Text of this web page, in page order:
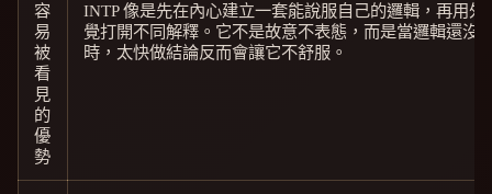
容
易
被
看
見
的
優
勢
INTP 像是先在內心建立一套能說服自己的邏輯，再用外
覺打開不同解釋。它不是故意不表態，而是當邏輯還沒
時，太快做結論反而會讓它不舒服。